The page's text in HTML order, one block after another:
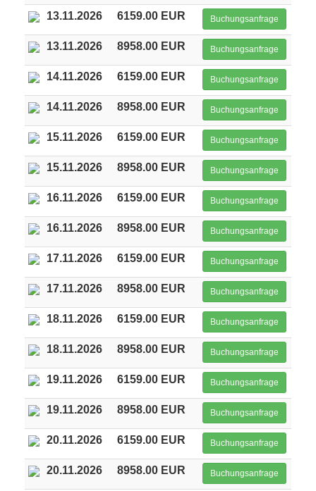
13.11.2026 6159.00 EUR Buchungsanfrage
13.11.2026 8958.00 EUR Buchungsanfrage
14.11.2026 6159.00 EUR Buchungsanfrage
14.11.2026 8958.00 EUR Buchungsanfrage
15.11.2026 6159.00 EUR Buchungsanfrage
15.11.2026 8958.00 EUR Buchungsanfrage
16.11.2026 6159.00 EUR Buchungsanfrage
16.11.2026 8958.00 EUR Buchungsanfrage
17.11.2026 6159.00 EUR Buchungsanfrage
17.11.2026 8958.00 EUR Buchungsanfrage
18.11.2026 6159.00 EUR Buchungsanfrage
18.11.2026 8958.00 EUR Buchungsanfrage
19.11.2026 6159.00 EUR Buchungsanfrage
19.11.2026 8958.00 EUR Buchungsanfrage
20.11.2026 6159.00 EUR Buchungsanfrage
20.11.2026 8958.00 EUR Buchungsanfrage